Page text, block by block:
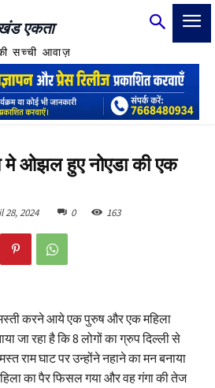
एकता
सच्ची आवाज़
ओझल हुए नोएडा की एक
28, 2024 0 163
करने आये एक पुरुष और एक महिला
जा रहा है कि 8 लोगों का ग्रुप दिल्ली से
राम घाट पर उन्होंने नहाने का मन बनाया
का पैर फिसल गया और वह गंगा की तेज